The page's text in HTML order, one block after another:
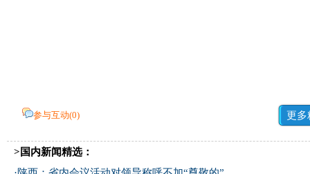
参与互动(0) 更多
>国内新闻精选：